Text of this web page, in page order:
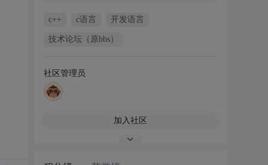
c++ c语言 开发语言
技术论坛（原bbs）
社区管理员
加入社区